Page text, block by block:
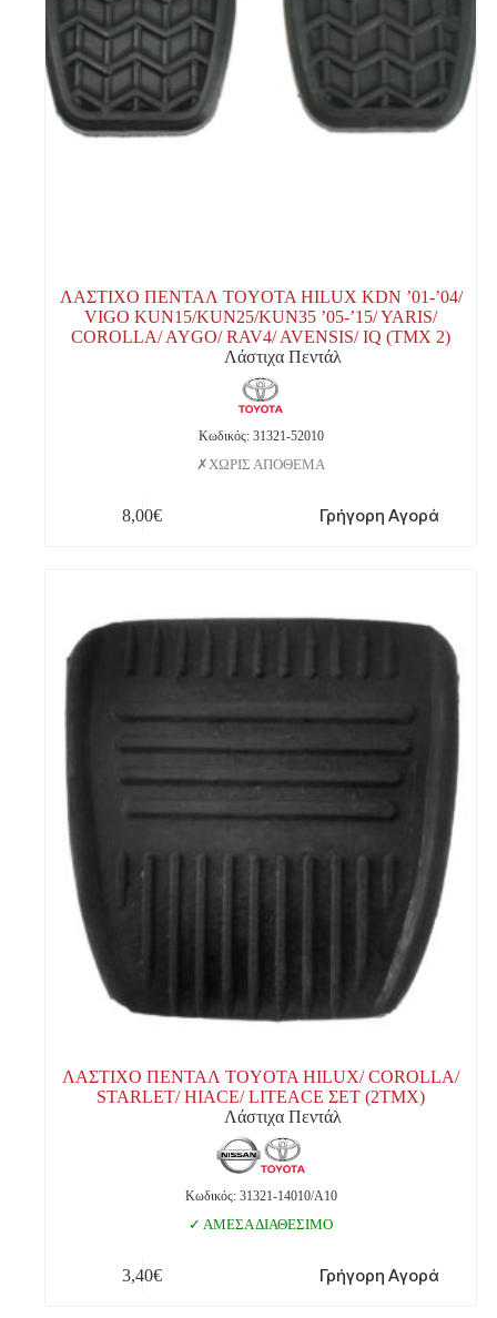
ΛΑΣΤΙΧΟ ΠΕΝΤΑΛ TOYOTA HILUX KDN ’01-’04/
VIGO KUN15/KUN25/KUN35 ’05-’15/ YARIS/
COROLLA/ AYGO/ RAV4/ AVENSIS/ IQ (ΤΜΧ 2)
Λάστιχα Πεντάλ
Κωδικός: 31321-52010
ΧΩΡΙΣ ΑΠΟΘΕΜΑ
8,00€ Γρήγορη Αγορά
ΛΑΣΤΙΧΟ ΠΕΝΤΑΛ TOYOTA HILUX/ COROLLA/
STARLET/ HIACE/ LITEACE ΣΕΤ (2ΤΜΧ)
Λάστιχα Πεντάλ
Κωδικός: 31321-14010/A10
ΑΜΕΣΑ ΔΙΑΘΕΣΙΜΟ
3,40€ Γρήγορη Αγορά